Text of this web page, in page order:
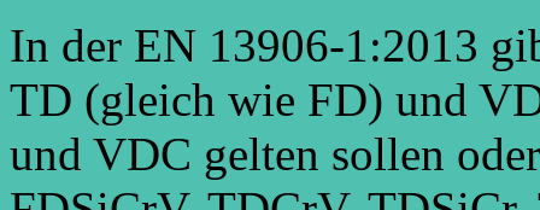
In der EN 13906-1:2013
TD (gleich wie FD) und
und VDC gelten sollen